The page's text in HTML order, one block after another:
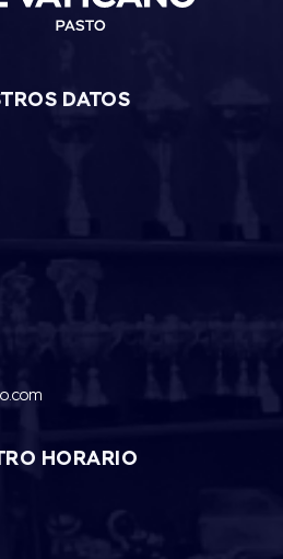
DATOS
HORARIO